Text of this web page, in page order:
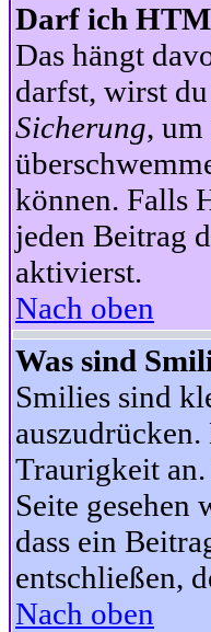
Darf ich
Das hängt
darfst, wirst
Sicherung, um
können. Falls
jeden Beitrag
aktivierst.
Nach oben
Was sind
Smilies sind
Traurigkeit
Seite gesehen
dass ein
entschließen,
Nach oben